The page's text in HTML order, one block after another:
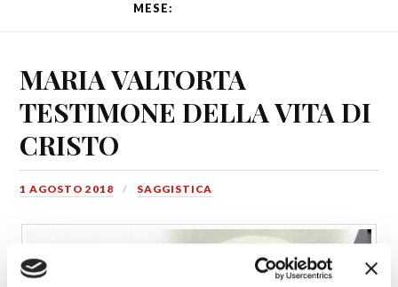
MESE:
MARIA VALTORTA
TESTIMONE DELLA VITA DI
CRISTO
1 AGOSTO 2018 SAGGISTICA